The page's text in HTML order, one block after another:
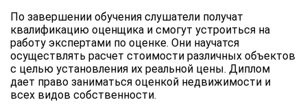
По завершении обучения слушатели получат
квалификацию оценщика и смогут устроиться на
работу экспертами по оценке. Они научатся
осуществлять расчет стоимости различных объектов
с целью установления их реальной цены. Диплом
дает право заниматься оценкой недвижимости и
всех видов собственности.